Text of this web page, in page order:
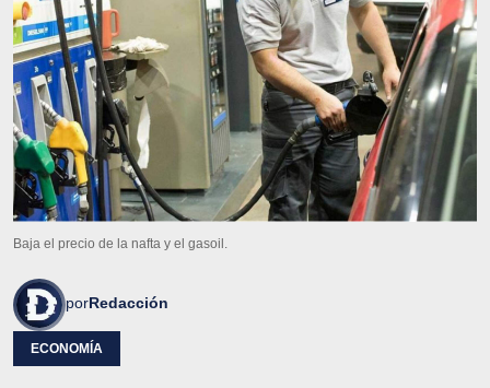
Baja el precio de la nafta y el gasoil.
porRedacción
ECONOMÍA